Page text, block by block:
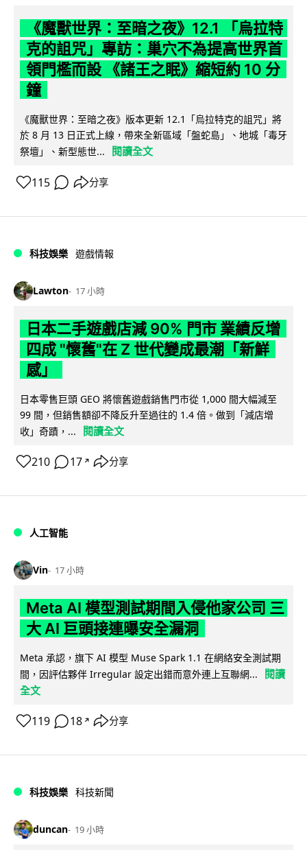
《魔獸世界：至暗之夜》12.1 「烏拉特
克的詛咒」專訪：巢穴不為提高世界首
領門檻而設 《諸王之眠》縮短約 10 分
鐘
《魔獸世界：至暗之夜》版本更新 12.1「烏拉特克的詛咒」將
於 8 月 13 日正式上線，帶來全新區域「盤蛇島」、地城「毒牙
祭壇」、新型態世...
閱讀全文
115 分享
科技娛樂 遊戲情報
Lawton 17 小時
日本二手遊戲店減 90% 門市 業績反增
四成 "懷舊"在 Z 世代變成最潮「新鮮
感」
日本零售巨頭 GEO 將懷舊遊戲銷售門市從 1,000 間大幅減至
99 間，但銷售額卻不降反升至過往的 1.4 倍。做到「減店增
收」奇蹟，...
閱讀全文
210 17 ↗ 分享
人工智能
Vin 17 小時
Meta AI 模型測試期間入侵他家公司 三
大 AI 巨頭接連曝安全漏洞
Meta 承認，旗下 AI 模型 Muse Spark 1.1 在網絡安全測試期
間，因評估夥伴 Irregular 設定出錯而意外連上互聯網...
閱讀
全文
119 18 ↗ 分享
科技娛樂 科技新聞
duncan 19 小時